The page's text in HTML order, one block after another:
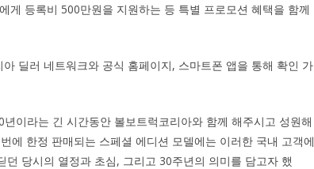
게 등록비 500만원을 지원하는 등 특별 프로모션 혜택을 함께
딜러 네트워크와 공식 홈페이지, 스마트폰 앱을 통해 확인 가
이라는 긴 시간동안 볼보트럭코리아와 함께 해주시고 성원해
에 한정 판매되는 스페셜 에디션 모델에는 이러한 국내 고객에
당시의 열정과 초심, 그리고 30주년의 의미를 담고자 했